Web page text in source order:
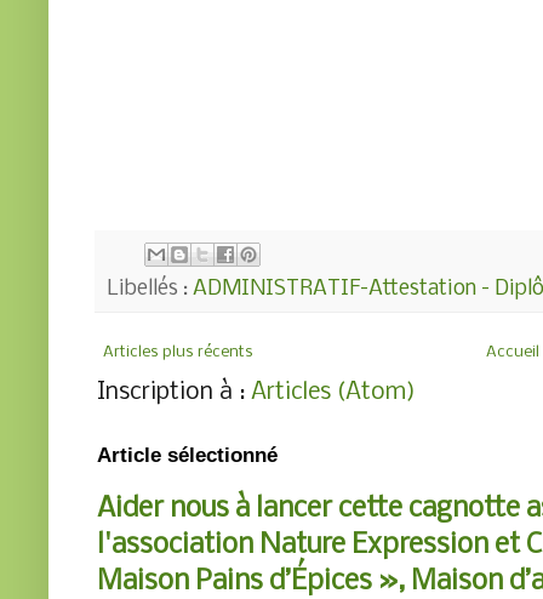
Libellés : ADMINISTRATIF-Attestation -
Articles plus récents Accueil
Inscription à : Articles (Atom)
Article sélectionné
Aider nous à lancer cette cagnotte
l'association Nature Expression et
Maison Pains d’Épices », Maison